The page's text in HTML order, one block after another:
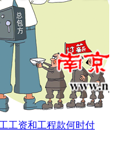
工资和工程款何时付